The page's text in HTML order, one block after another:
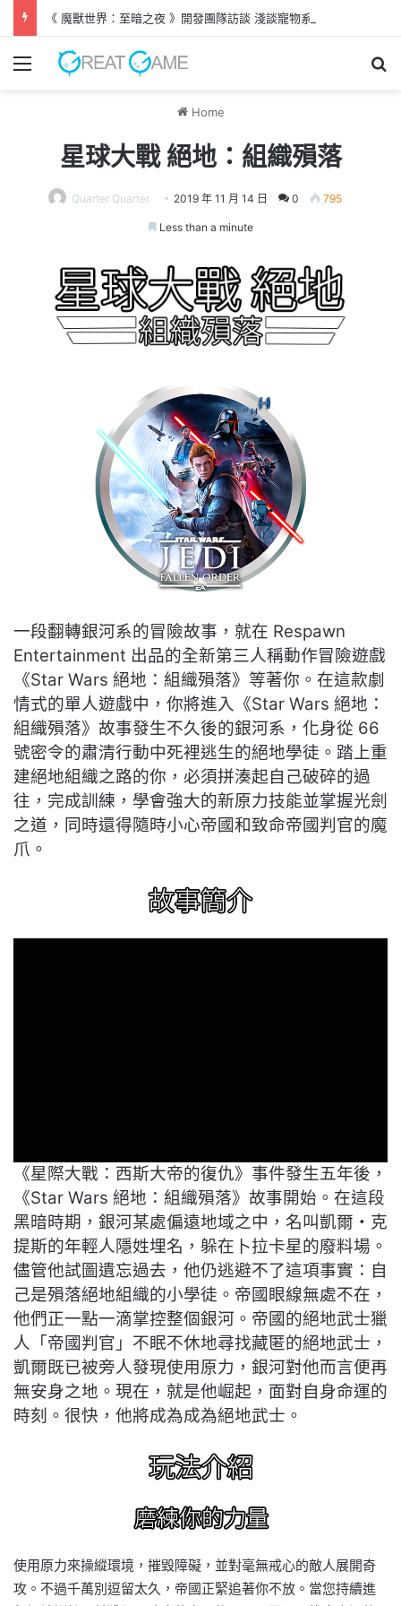
Menu
Home
星球大戰 絕地：組織殞落
Quarter Quarter 2019 年 11 月 14 日 0 795
Less than a minute
一段翻轉銀河系的冒險故事，就在 Respawn
Entertainment 出品的全新第三人稱動作冒險遊戲
《Star Wars 絕地：組織殞落》等著你。在這款劇
情式的單人遊戲中，你將進入《Star Wars 絕地：
組織殞落》故事發生不久後的銀河系，化身從 66
號密令的肅清行動中死裡逃生的絕地學徒。踏上重
建絕地組織之路的你，必須拼湊起自己破碎的過
往，完成訓練，學會強大的新原力技能並掌握光劍
之道，同時還得隨時小心帝國和致命帝國判官的魔
爪。
《星際大戰：西斯大帝的復仇》事件發生五年後，
《Star Wars 絕地：組織殞落》故事開始。在這段
黑暗時期，銀河某處偏遠地域之中，名叫凱爾・克
提斯的年輕人隱姓埋名，躲在卜拉卡星的廢料場。
儘管他試圖遺忘過去，他仍逃避不了這項事實：自
己是殞落絕地組織的小學徒。帝國眼線無處不在，
他們正一點一滴掌控整個銀河。帝國的絕地武士獵
人「帝國判官」不眠不休地尋找藏匿的絕地武士，
凱爾既已被旁人發現使用原力，銀河對他而言便再
無安身之地。現在，就是他崛起，面對自身命運的
時刻。很快，他將成為成為絕地武士。
使用原力來操縱環境，摧毀障礙，並對毫無戒心的敵人展開奇
攻。不過千萬別逗留太久，帝國正緊追著你不放。當您持續進